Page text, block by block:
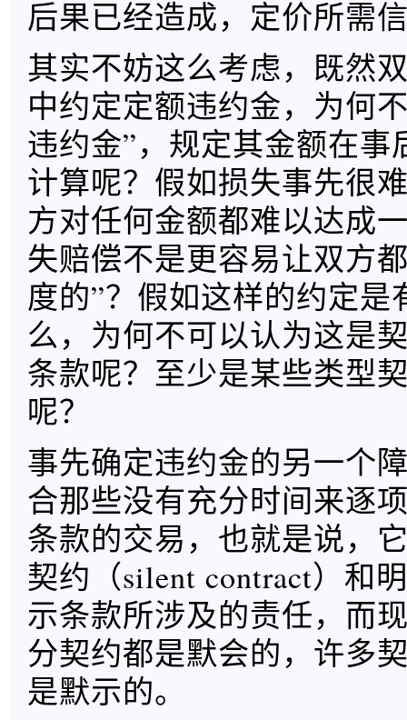
后果已经造成，定价所需
其实不妨这么考虑，既然
中约定定额违约金，为何
违约金”，规定其金额在事
计算呢？假如损失事先很
方对任何金额都难以达成
失赔偿不是更容易让双方
度的”？假如这样的约定是
么，为何不可以认为这是
条款呢？至少是某些类型
呢？
事先确定违约金的另一个
合那些没有充分时间来逐
条款的交易，也就是说，
契约（silent contract）和
示条款所涉及的责任，而
分契约都是默会的，许多
是默示的。